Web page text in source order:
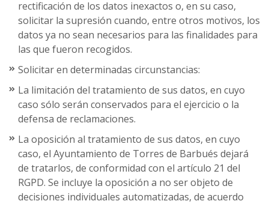
rectificación de los datos inexactos o, en su caso,
solicitar la supresión cuando, entre otros motivos, los
datos ya no sean necesarios para las finalidades para
las que fueron recogidos.
Solicitar en determinadas circunstancias:
La limitación del tratamiento de sus datos, en cuyo
caso sólo serán conservados para el ejercicio o la
defensa de reclamaciones.
La oposición al tratamiento de sus datos, en cuyo
caso, el Ayuntamiento de Torres de Barbués dejará
de tratarlos, de conformidad con el artículo 21 del
RGPD. Se incluye la oposición a no ser objeto de
decisiones individuales automatizadas, de acuerdo